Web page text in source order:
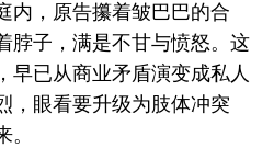
内，原告攥着皱巴巴的合
脖子，满是不甘与愤怒。这
早已从商业矛盾演变成私人
，眼看要升级为肢体冲突